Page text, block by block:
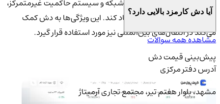
توانست اکوسیستم پایدار ایجاد کند. این ویژگی‌ها به دش کمک
می‌کند در انتقال‌های بین‌المللی نیز مورد استفاده قرار گیرد.
پیش‌بینی قیمت دش
آیا دش کارمزد بالایی دارد؟
مشاهده همه سوالات
آدرس دفتر مرکزی
مشهد، بلوار هفتم تیر، مجتمع تجاری آرمیتاژ